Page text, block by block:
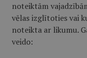
noteiktām
vēlas izglītoties vai
noteikta ar likumu.
veido: